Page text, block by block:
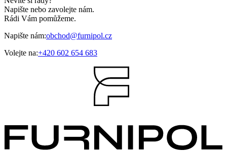
Napište nebo zavolejte nám.
Rádi Vám pomůžeme.
Napište nám:obchod@furnipol.cz
Volejte na:+420 602 654 683